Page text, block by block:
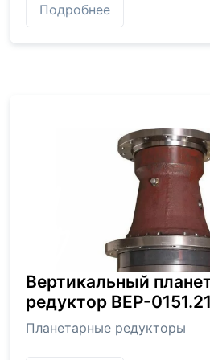
Подробнее
Вертикальный
редуктор BEP-
Планетарные редукторы